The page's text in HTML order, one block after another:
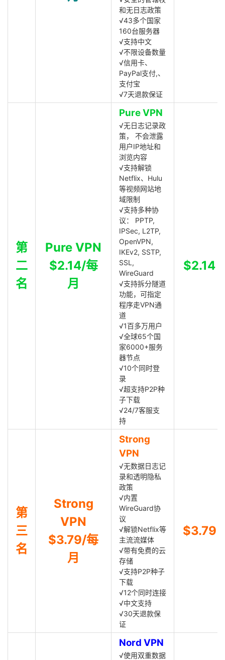
和无日志政策
√43多个国家
160台服务器
√支持中文
√不限设备数量
√信用卡、
PayPal支付,、
支付宝
√7天退款保证
第
二
名
Pure VPN
$2.14/每
月
Pure VPN
√无日志记录政
策， 不会泄露
用户IP地址和
浏览内容
√支持解锁
Netflix、Hulu
等视频网站地
域限制
√支持多种协
议： PPTP,
IPSec, L2TP,
OpenVPN,
IKEv2, SSTP,
SSL,
WireGuard
√支持拆分隧道
功能，可指定
程序走VPN通
道
√1百多万用户
√全球65个国
家6000+服务
器节点
√10个同时登
录
√超支持P2P种
子下载
√24/7客服支
持
$2.14
第
三
名
Strong
VPN
$3.79/每
月
Strong
VPN
√无数据日志记
录和透明隐私
政策
√内置
WireGuard协
议
√解锁Netflix等
主流流媒体
√带有免费的云
存储
√支持P2P种子
下载
√12个同时连接
√中文支持
√30天退款保
证
$3.79
Nord VPN
√使用双重数据